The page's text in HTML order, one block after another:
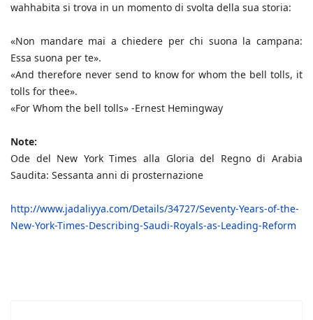
wahhabita si trova in un momento di svolta della sua storia:
«Non mandare mai a chiedere per chi suona la campana:
Essa suona per te».
«And therefore never send to know for whom the bell tolls, it
tolls for thee».
«For Whom the bell tolls» -Ernest Hemingway
Note:
Ode del New York Times alla Gloria del Regno di Arabia
Saudita: Sessanta anni di prosternazione
http://www.jadaliyya.com/Details/34727/Seventy-Years-of-the-
New-York-Times-Describing-Saudi-Royals-as-Leading-Reform